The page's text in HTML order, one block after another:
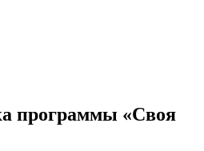
программы «Своя